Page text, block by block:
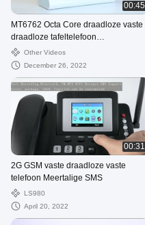
00:45
MT6762 Octa Core draadloze vaste
draadloze tafeltelefoon
Ondersteuning HD Camera Touch
Other Videos
December 26, 2022
00:31
2G GSM vaste draadloze vaste
telefoon Meertalige SMS
LS980
April 20, 2022